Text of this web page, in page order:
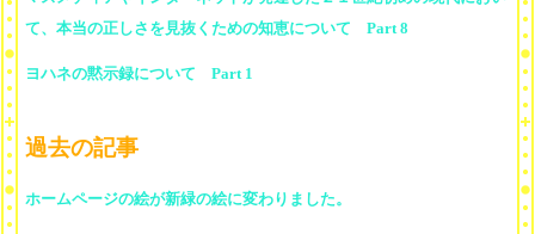
て、本当の正しさを見抜くための知恵について Part 8
ヨハネの黙示録について Part 1
過去の記事
ホームページの絵が新緑の絵に変わりました。